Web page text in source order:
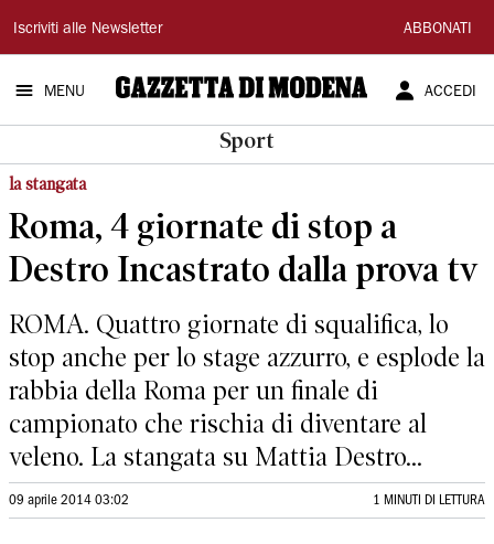
Gazzetta
di
Modena
Iscriviti alle Newsletter ABBONATI
MENU ACCEDI
Sport
la stangata
Roma, 4 giornate di stop a
Destro Incastrato dalla prova tv
ROMA. Quattro giornate di squalifica, lo
stop anche per lo stage azzurro, e esplode la
rabbia della Roma per un finale di
campionato che rischia di diventare al
veleno. La stangata su Mattia Destro...
09 aprile 2014 03:02 1 MINUTI DI LETTURA